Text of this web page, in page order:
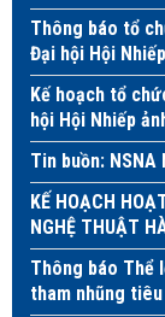
Thông báo tổ
Đại hội Hội
Kế hoạch tổ
hội Hội Nhiếp
Tin buồn:
KẾ HOẠCH
NGHỆ THUẬT
Thông báo Thể
tham nhũng